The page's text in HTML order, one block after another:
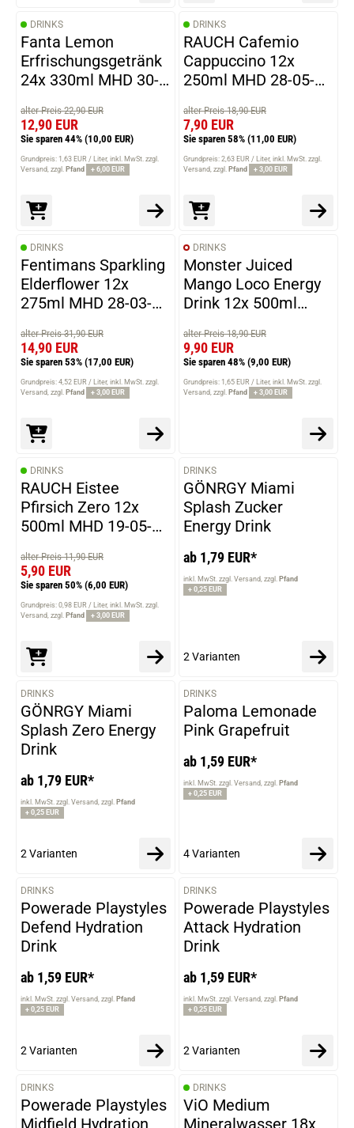
DRINKS
Fanta Lemon
Erfrischungsgetränk
24x 330ml MHD 30-
alter Preis 22,90 EUR
12,90 EUR
Sie sparen 44% (10,00 EUR)
Grundpreis: 1,63 EUR / Liter inkl. MwSt. zzgl.
Versand zzgl. Pfand + 6,00 EUR
DRINKS
RAUCH Cafemio
Cappuccino 12x
250ml MHD 28-05-
alter Preis 18,90 EUR
7,90 EUR
Sie sparen 58% (11,00 EUR)
Grundpreis: 2,63 EUR / Liter inkl. MwSt. zzgl.
Versand zzgl. Pfand + 3,00 EUR
DRINKS
Fentimans Sparkling
Elderflower 12x
275ml MHD 28-03-
alter Preis 31,90 EUR
14,90 EUR
Sie sparen 53% (17,00 EUR)
Grundpreis: 4,52 EUR / Liter inkl. MwSt. zzgl.
Versand zzgl. Pfand + 3,00 EUR
DRINKS
Monster Juiced
Mango Loco Energy
Drink 12x 500ml
alter Preis 18,90 EUR
9,90 EUR
Sie sparen 48% (9,00 EUR)
Grundpreis: 1,65 EUR / Liter inkl. MwSt. zzgl.
Versand zzgl. Pfand + 3,00 EUR
DRINKS
RAUCH Eistee
Pfirsich Zero 12x
500ml MHD 19-05-
alter Preis 11,90 EUR
5,90 EUR
Sie sparen 50% (6,00 EUR)
Grundpreis: 0,98 EUR / Liter inkl. MwSt. zzgl.
Versand zzgl. Pfand + 3,00 EUR
VARIANTEN
DRINKS
GÖNRGY Miami
Splash Zucker
Energy Drink
ab 1,79 EUR*
inkl. MwSt. zzgl. Versand zzgl. Pfand
+ 0,25 EUR
2 Varianten
VARIANTEN
DRINKS
GÖNRGY Miami
Splash Zero Energy
Drink
ab 1,79 EUR*
inkl. MwSt. zzgl. Versand zzgl. Pfand
+ 0,25 EUR
2 Varianten
VARIANTEN
DRINKS
Paloma Lemonade
Pink Grapefruit
ab 1,59 EUR*
inkl. MwSt. zzgl. Versand zzgl. Pfand
+ 0,25 EUR
4 Varianten
VARIANTEN
DRINKS
Powerade Playstyles
Defend Hydration
Drink
ab 1,59 EUR*
inkl. MwSt. zzgl. Versand zzgl. Pfand
+ 0,25 EUR
2 Varianten
VARIANTEN
DRINKS
Powerade Playstyles
Attack Hydration
Drink
ab 1,59 EUR*
inkl. MwSt. zzgl. Versand zzgl. Pfand
+ 0,25 EUR
2 Varianten
VARIANTEN
DRINKS
Powerade Playstyles
Midfield Hydration
DRINKS
ViO Medium
Mineralwasser 18x